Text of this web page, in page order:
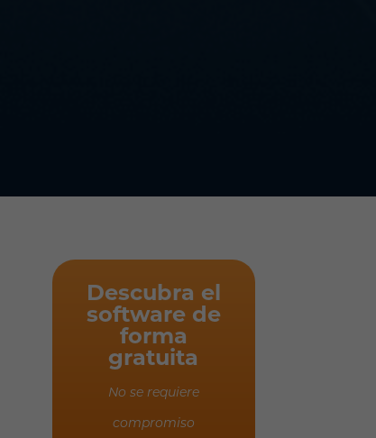
Descubra el
software de
forma
gratuita
No se requiere
compromiso